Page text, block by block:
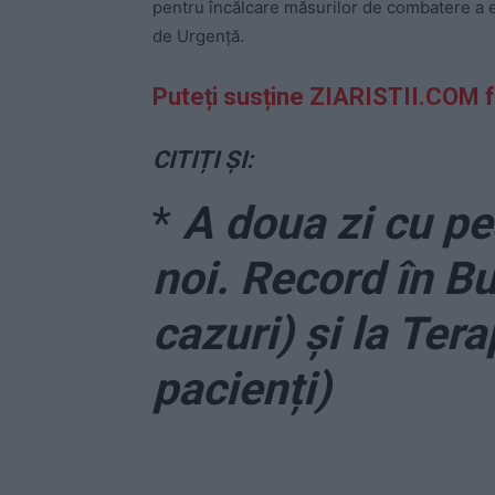
pentru încălcare măsurilor de combatere
de Urgență.
Puteți susține ZIARISTII.COM
CITIȚI ȘI:
* A doua zi cu
noi. Record în
cazuri) și la
pacienți)